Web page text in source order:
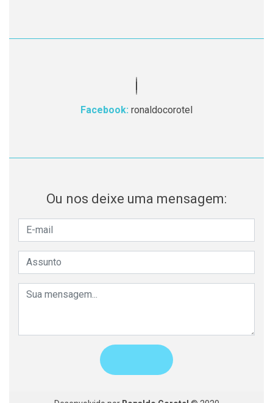
Facebook: ronaldocorotel
Ou nos deixe uma mensagem: